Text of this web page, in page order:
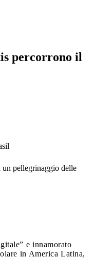
percorrono il
un pellegrinaggio delle
e innamorato
in America Latina,